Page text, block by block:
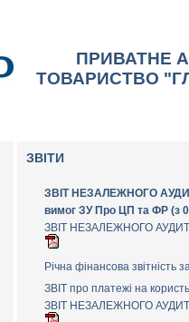
ПРИВАТНЕ
ТОВАРИСТВО
ЗВІТИ
ЗВІТ НЕЗАЛЕЖНОГО
вимог ЗУ Про ЦП та ФР (з
ЗВІТ НЕЗАЛЕЖНОГО
Річна фінансова
ЗВІТ про платежі на
ЗВІТ НЕЗАЛЕЖНОГО